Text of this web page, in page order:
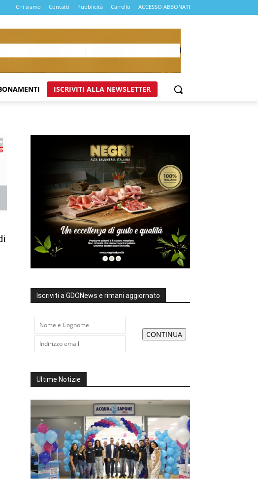
Chi siamo Contatti Pubblicità Carrello ACCESSO ABBONATI
ISCRIVITI ALLA NEWSLETTER
Iscriviti a GDONews e rimani aggiornato
Ultime Notizie